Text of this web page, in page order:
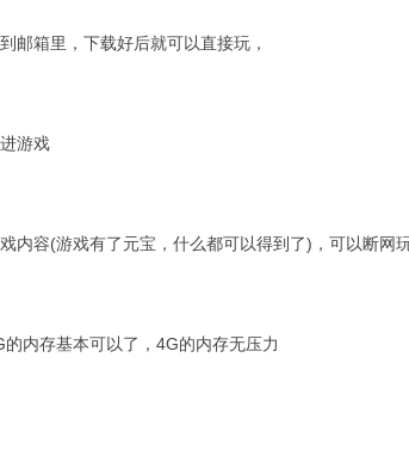
邮箱里，下载好后就可以直接玩，
游戏
内容(游戏有了元宝，什么都可以得到了)，可以断网
内存基本可以了，4G的内存无压力